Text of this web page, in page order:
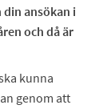
din ansökan i
och då är
kunna
genom att